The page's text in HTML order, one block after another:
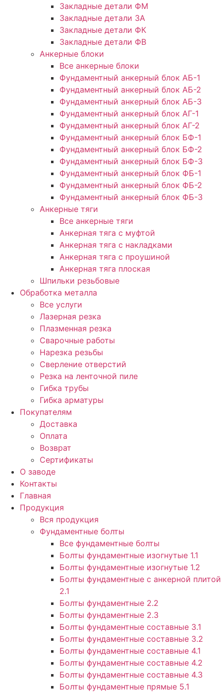
Закладные детали ФМ
Закладные детали ЗА
Закладные детали ФК
Закладные детали ФВ
Анкерные блоки
Все анкерные блоки
Фундаментный анкерный блок АБ-1
Фундаментный анкерный блок АБ-2
Фундаментный анкерный блок АБ-3
Фундаментный анкерный блок АГ-1
Фундаментный анкерный блок АГ-2
Фундаментный анкерный блок БФ-1
Фундаментный анкерный блок БФ-2
Фундаментный анкерный блок БФ-3
Фундаментный анкерный блок ФБ-1
Фундаментный анкерный блок ФБ-2
Фундаментный анкерный блок ФБ-3
Анкерные тяги
Все анкерные тяги
Анкерная тяга с муфтой
Анкерная тяга с накладками
Анкерная тяга с проушиной
Анкерная тяга плоская
Шпильки резьбовые
Обработка металла
Все услуги
Лазерная резка
Плазменная резка
Сварочные работы
Нарезка резьбы
Сверление отверстий
Резка на ленточной пиле
Гибка трубы
Гибка арматуры
Покупателям
Доставка
Оплата
Возврат
Сертификаты
О заводе
Контакты
Главная
Продукция
Вся продукция
Фундаментные болты
Все фундаментные болты
Болты фундаментные изогнутые 1.1
Болты фундаментные изогнутые 1.2
Болты фундаментные с анкерной плитой
2.1
Болты фундаментные 2.2
Болты фундаментные 2.3
Болты фундаментные составные 3.1
Болты фундаментные составные 3.2
Болты фундаментные составные 4.1
Болты фундаментные составные 4.2
Болты фундаментные составные 4.3
Болты фундаментные прямые 5.1